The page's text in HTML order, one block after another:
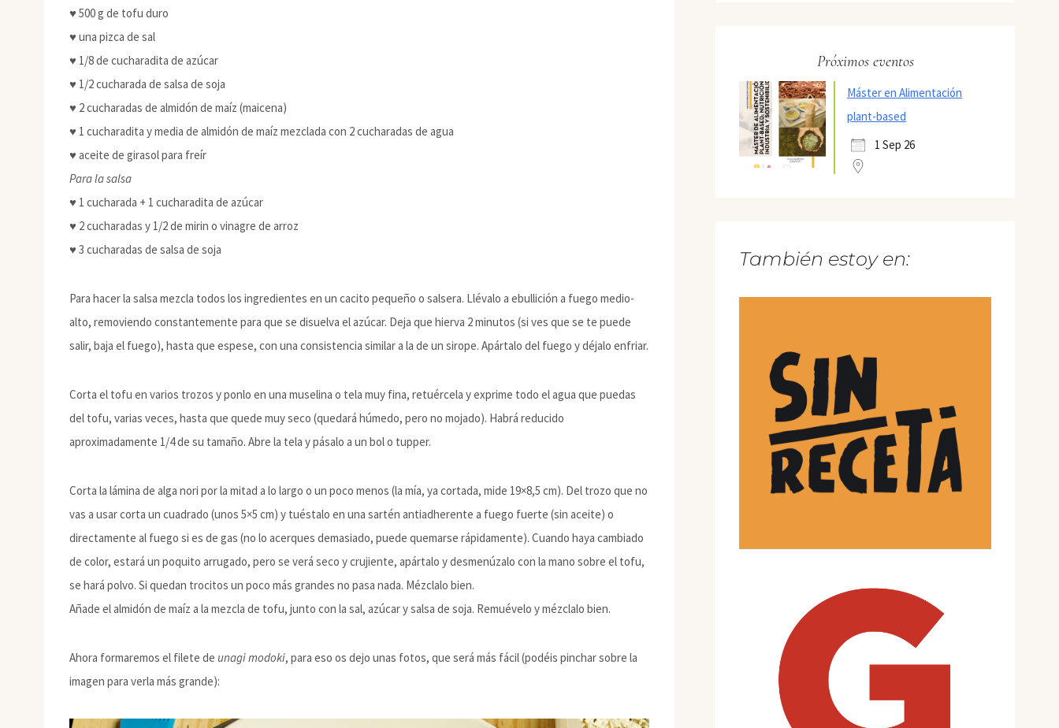
♥ 500 g de tofu duro
♥ una pizca de sal
♥ 1/8 de cucharadita de azúcar
♥ 1/2 cucharada de salsa de soja
♥ 2 cucharadas de almidón de maíz (maicena)
♥ 1 cucharadita y media de almidón de maíz mezclada con 2 cucharadas de agua
♥ aceite de girasol para freír
Para la salsa
♥ 1 cucharada + 1 cucharadita de azúcar
♥ 2 cucharadas y 1/2 de mirin o vinagre de arroz
♥ 3 cucharadas de salsa de soja
Para hacer la salsa mezcla todos los ingredientes en un cacito pequeño o salsera. Llévalo a ebullición a fuego medio-
alto, removiendo constantemente para que se disuelva el azúcar. Deja que hierva 2 minutos (si ves que se te puede
salir, baja el fuego), hasta que espese, con una consistencia similar a la de un sirope. Apártalo del fuego y déjalo enfriar.
Corta el tofu en varios trozos y ponlo en una muselina o tela muy fina, retuércela y exprime todo el agua que puedas
del tofu, varias veces, hasta que quede muy seco (quedará húmedo, pero no mojado). Habrá reducido
aproximadamente 1/4 de su tamaño. Abre la tela y pásalo a un bol o tupper.
Corta la lámina de alga nori por la mitad a lo largo o un poco menos (la mía, ya cortada, mide 19×8,5 cm). Del trozo que no
vas a usar corta un cuadrado (unos 5×5 cm) y tuéstalo en una sartén antiadherente a fuego fuerte (sin aceite) o
directamente al fuego si es de gas (no lo acerques demasiado, puede quemarse rápidamente). Cuando haya cambiado
de color, estará un poquito arrugado, pero se verá seco y crujiente, apártalo y desmenúzalo con la mano sobre el tofu,
se hará polvo. Si quedan trocitos un poco más grandes no pasa nada. Mézclalo bien.
Añade el almidón de maíz a la mezcla de tofu, junto con la sal, azúcar y salsa de soja. Remuévelo y mézclalo bien.
Ahora formaremos el filete de unagi modoki, para eso os dejo unas fotos, que será más fácil (podéis pinchar sobre la
imagen para verla más grande):
Próximos eventos
Máster en Alimentación
plant-based
1 Sep 26
También estoy en: